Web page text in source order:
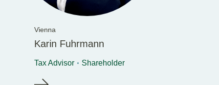
Vienna
Karin Fuhrmann
Tax Advisor Shareholder